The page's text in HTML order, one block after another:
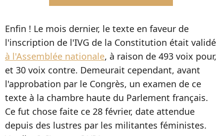
Enfin ! Le mois dernier, le texte en faveur de
l'inscription de l'IVG de la Constitution était validé
à l'Assemblée nationale, à raison de 493 voix pour,
et 30 voix contre. Demeurait cependant, avant
l'approbation par le Congrès, un examen de ce
texte à la chambre haute du Parlement français.
Ce fut chose faite ce 28 février, date attendue
depuis des lustres par les militantes féministes.